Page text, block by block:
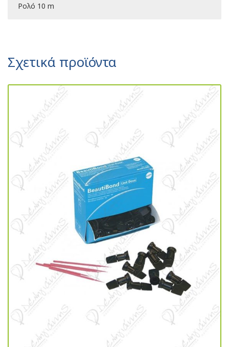
Ρολό 10 m
Σχετικά προϊόντα